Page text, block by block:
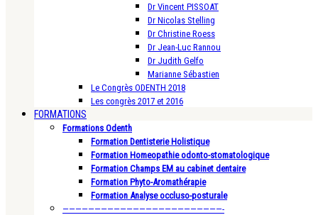
Dr Vincent PISSOAT
Dr Nicolas Stelling
Dr Christine Roess
Dr Jean-Luc Rannou
Dr Judith Gelfo
Marianne Sébastien
Le Congrès ODENTH 2018
Les congrès 2017 et 2016
FORMATIONS
Formations Odenth
Formation Dentisterie Holistique
Formation Homeopathie odonto-stomatologique
Formation Champs EM au cabinet dentaire
Formation Phyto-Aromathérapie
Formation Analyse occluso-posturale
—————————————————————————-